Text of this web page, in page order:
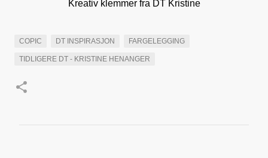
Kreativ klemmer fra DT Kristine
COPIC DT INSPIRASJON FARGELEGGING
TIDLIGERE DT - KRISTINE HENANGER